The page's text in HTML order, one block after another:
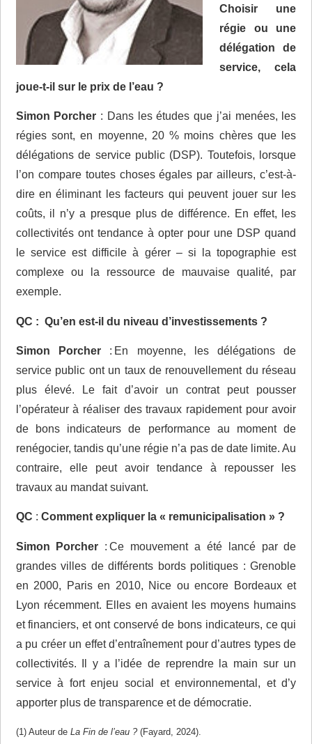
Choisir une
régie ou une
délégation de
service, cela
joue-t-il sur le prix de l’eau ?
Simon Porcher : Dans les études que j’ai menées, les
régies sont, en moyenne, 20 % moins chères que les
délégations de service public (DSP). Toutefois, lorsque
l’on compare toutes choses égales par ailleurs, c’est-à-
dire en éliminant les facteurs qui peuvent jouer sur les
coûts, il n’y a presque plus de différence. En effet, les
collectivités ont tendance à opter pour une DSP quand
le service est difficile à gérer – si la topographie est
complexe ou la ressource de mauvaise qualité, par
exemple.
QC : Qu’en est-il du niveau d’investissements ?
Simon Porcher: En moyenne, les délégations de
service public ont un taux de renouvellement du réseau
plus élevé. Le fait d’avoir un contrat peut pousser
l’opérateur à réaliser des travaux rapidement pour avoir
de bons indicateurs de performance au moment de
renégocier, tandis qu’une régie n’a pas de date limite. Au
contraire, elle peut avoir tendance à repousser les
travaux au mandat suivant.
QC : Comment expliquer la « remunicipalisation » ?
Simon Porcher : Ce mouvement a été lancé par de
grandes villes de différents bords politiques : Grenoble
en 2000, Paris en 2010, Nice ou encore Bordeaux et
Lyon récemment. Elles en avaient les moyens humains
et financiers, et ont conservé de bons indicateurs, ce qui
a pu créer un effet d’entraînement pour d’autres types de
collectivités. Il y a l’idée de reprendre la main sur un
service à fort enjeu social et environnemental, et d’y
apporter plus de transparence et de démocratie.
(1) Auteur de La Fin de l’eau ?(Fayard, 2024).